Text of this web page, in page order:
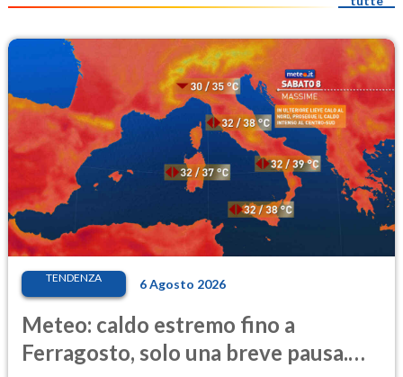
TENDENZA 6 Agosto 2026
Meteo: caldo estremo fino a
Ferragosto, solo una breve pausa.